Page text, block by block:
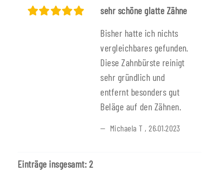
sehr schöne glatte Zähne
Bisher hatte ich nichts
vergleichbares gefunden.
Diese Zahnbürste reinigt
sehr gründlich und
entfernt besonders gut
Beläge auf den Zähnen.
Michaela T ,26.01.2023
Einträge insgesamt: 2